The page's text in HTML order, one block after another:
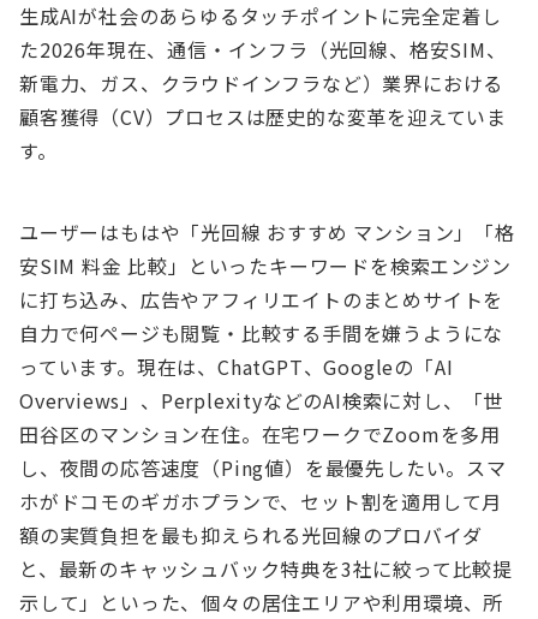
生成AIが社会のあらゆるタッチポイントに完全定着し
た2026年現在、通信・インフラ（光回線、格安SIM、
新電力、ガス、クラウドインフラなど）業界における
顧客獲得（CV）プロセスは歴史的な変革を迎えていま
す。
ユーザーはもはや「光回線 おすすめ マンション」「格
安SIM 料金 比較」といったキーワードを検索エンジン
に打ち込み、広告やアフィリエイトのまとめサイトを
自力で何ページも閲覧・比較する手間を嫌うようにな
っています。現在は、ChatGPT、Googleの「AI
Overviews」、PerplexityなどのAI検索に対し、「世
田谷区のマンション在住。在宅ワークでZoomを多用
し、夜間の応答速度（Ping値）を最優先したい。スマ
ホがドコモのギガホプランで、セット割を適用して月
額の実質負担を最も抑えられる光回線のプロバイダ
と、最新のキャッシュバック特典を3社に絞って比較提
示して」といった、個々の居住エリアや利用環境、所